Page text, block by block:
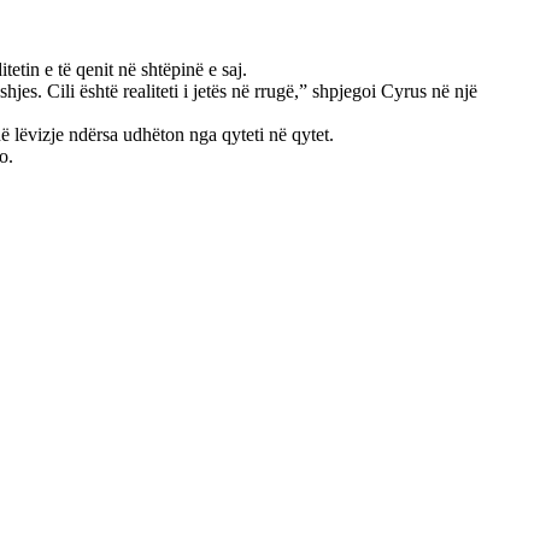
e të qenit në shtëpinë e saj.
Cili është realiteti i jetës në rrugë,” shpjegoi Cyrus në një
lëvizje ndërsa udhëton nga qyteti në qytet.